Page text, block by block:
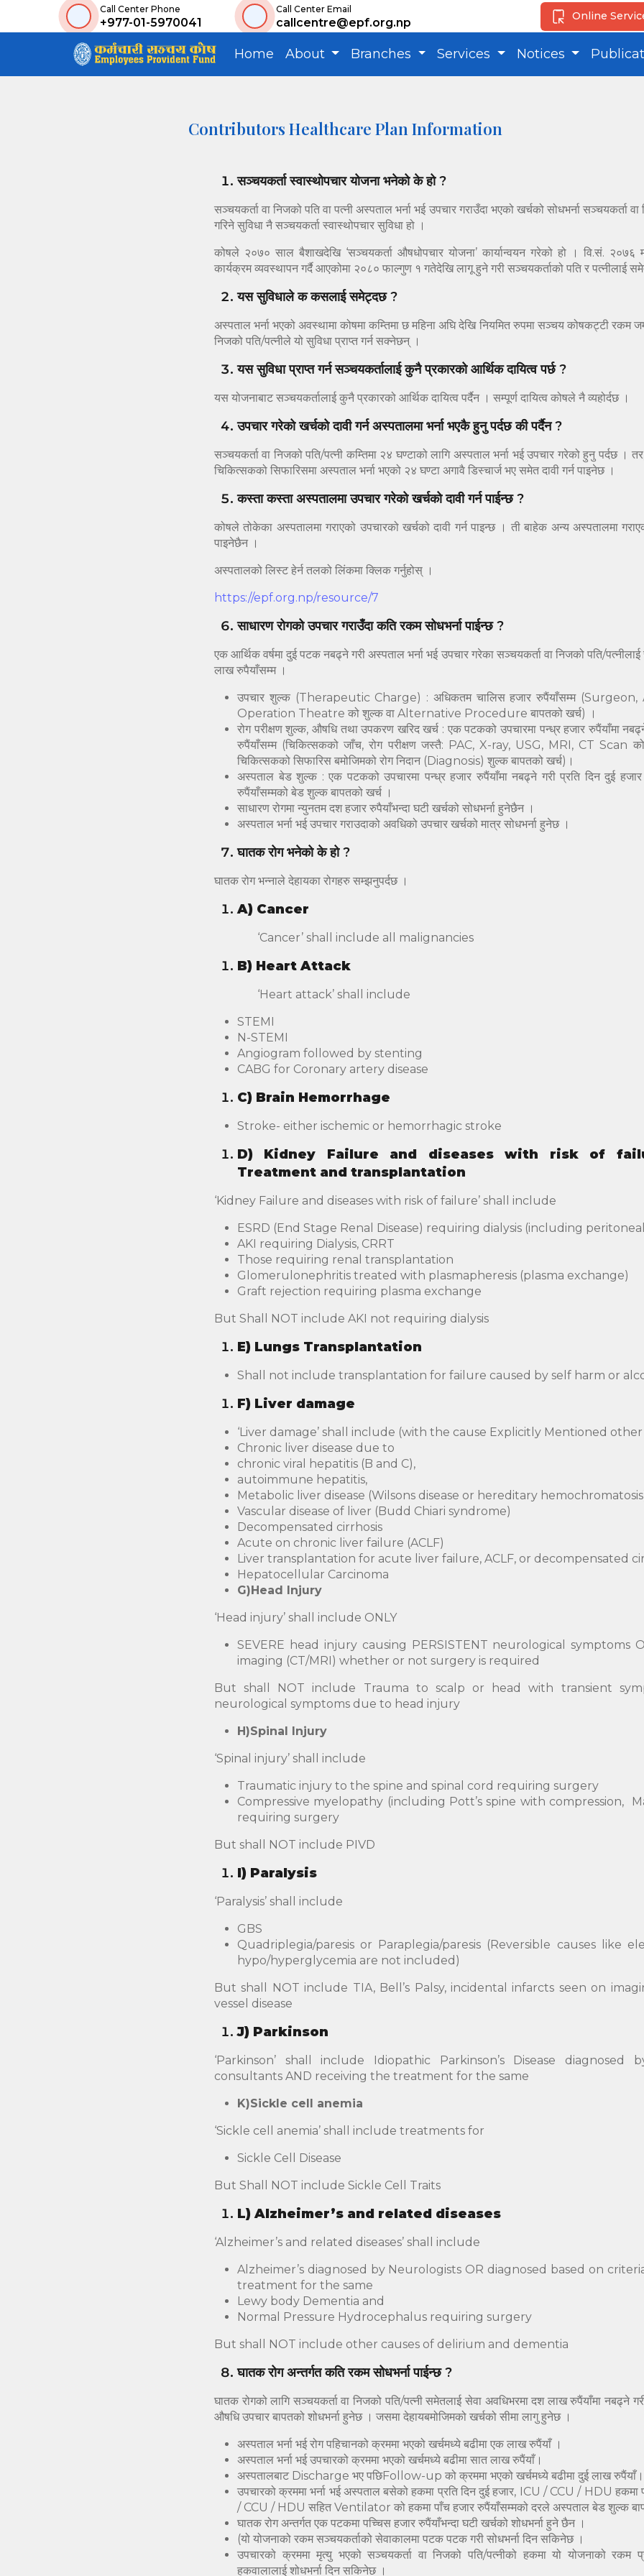
Call Center Phone
+977-01-5970041
Call Center Email
callcentre@epf.org.np
Online
Home About Branches Services Notices
Contributors Healthcare Plan Information
सञ्चयकर्ता स्वास्थोपचार योजना भनेको के हो ?
सञ्चयकर्ता वा निजको पति वा पत्नी अस्पताल भर्ना भई उपचार गराउँदा भएको खर्चको सोधभर्ना सञ्चयकर्ता
गरिने सुविधा नै सञ्चयकर्ता स्वास्थोपचार सुविधा हो ।
कोषले २०७० साल बैशाखदेखि ‘सञ्चयकर्ता औषधोपचार योजना’ कार्यान्वयन गरेको हो । वि.सं.
कार्यक्रम व्यवस्थापन गर्दै आएकोमा २०८० फाल्गुण १ गतेदेखि लागू हुने गरी सञ्चयकर्ताको पति र पत्नीलाई
यस सुविधाले क कसलाई समेट्दछ ?
अस्पताल भर्ना भएको अवस्थामा कोषमा कम्तिमा छ महिना अघि देखि नियमित रुपमा सञ्चय कोषकट्टी रकम
निजको पति/पत्नीले यो सुविधा प्राप्त गर्न सक्नेछन् ।
यस सुविधा प्राप्त गर्न सञ्चयकर्तालाई कुनै प्रकारको आर्थिक दायित्व पर्छ ?
यस योजनाबाट सञ्चयकर्तालाई कुनै प्रकारको आर्थिक दायित्व पर्दैन । सम्पूर्ण दायित्व कोषले नै व्यहोर्दछ ।
उपचार गरेको खर्चको दावी गर्न अस्पतालमा भर्ना भएकै हुनु पर्दछ की पर्दैन ?
सञ्चयकर्ता वा निजको पति/पत्नी कम्तिमा २४ घण्टाको लागि अस्पताल भर्ना भई उपचार गरेको हुनु पर्दछ ।
चिकित्सकको सिफारिसमा अस्पताल भर्ना भएको २४ घण्टा अगावै डिस्चार्ज भए समेत दावी गर्न पाइनेछ ।
कस्ता कस्ता अस्पतालमा उपचार गरेको खर्चको दावी गर्न पाईन्छ ?
कोषले तोकेका अस्पतालमा गराएको उपचारको खर्चको दावी गर्न पाइन्छ । ती बाहेक अन्य अस्पतालमा
पाइनेछैन ।
अस्पतालको लिस्ट हेर्न तलको लिंकमा क्लिक गर्नुहोस् ।
https://epf.org.np/resource/7
साधारण रोगको उपचार गराउँदा कति रकम सोधभर्ना पाईन्छ ?
एक आर्थिक वर्षमा दुई पटक नबढ्ने गरी अस्पताल भर्ना भई उपचार गरेका सञ्चयकर्ता वा निजको पति/पत्नीलाई
लाख रुपैयाँसम्म ।
उपचार शुल्क (Therapeutic Charge) : अधिकतम चालिस हजार रुपैंयाँसम्म
Operation Theatre को शुल्क वा Alternative Procedure बापतको खर्च) ।
रोग परीक्षण शुल्क, औषधि तथा उपकरण खरिद खर्च : एक पटकको उपचारमा पन्ध्र हजार रुपैंयाँमा
रुपैंयाँसम्म (चिकित्सकको जाँच, रोग परीक्षण जस्तै: PAC, X-ray, USG, MRI, CT Scan
चिकित्सकको सिफारिस बमोजिमको रोग निदान (Diagnosis) शुल्क बापतको खर्च)।
अस्पताल बेड शुल्क : एक पटकको उपचारमा पन्ध्र हजार रुपैंयाँमा नबढ्ने गरी प्रति दिन दुई
रुपैंयाँसम्मको बेड शुल्क बापतको खर्च ।
साधारण रोगमा न्युनतम दश हजार रुपैयाँभन्दा घटी खर्चको सोधभर्ना हुनेछैन ।
अस्पताल भर्ना भई उपचार गराउदाको अवधिको उपचार खर्चको मात्र सोधभर्ना हुनेछ ।
घातक रोग भनेको के हो ?
घातक रोग भन्नाले देहायका रोगहरु सम्झनुपर्दछ ।
A) Cancer
‘Cancer’ shall include all malignancies
B) Heart Attack
‘Heart attack’ shall include
STEMI
N-STEMI
Angiogram followed by stenting
CABG for Coronary artery disease
C) Brain Hemorrhage
Stroke- either ischemic or hemorrhagic stroke
D) Kidney Failure and diseases with risk of
Treatment and transplantation
‘Kidney Failure and diseases with risk of failure’ shall include
ESRD (End Stage Renal Disease) requiring dialysis (including
AKI requiring Dialysis, CRRT
Those requiring renal transplantation
Glomerulonephritis treated with plasmapheresis (plasma exchange)
Graft rejection requiring plasma exchange
But Shall NOT include AKI not requiring dialysis
E) Lungs Transplantation
Shall not include transplantation for failure caused by self harm or
F) Liver damage
‘Liver damage’ shall include (with the cause Explicitly Mentioned
Chronic liver disease due to
chronic viral hepatitis (B and C),
autoimmune hepatitis,
Metabolic liver disease (Wilsons disease or hereditary
Vascular disease of liver (Budd Chiari syndrome)
Decompensated cirrhosis
Acute on chronic liver failure (ACLF)
Liver transplantation for acute liver failure, ACLF, or decompensated
Hepatocellular Carcinoma
G)Head Injury
‘Head injury’ shall include ONLY
SEVERE head injury causing PERSISTENT neurological symptoms
imaging (CT/MRI) whether or not surgery is required
But shall NOT include Trauma to scalp or head with transient
neurological symptoms due to head injury
H)Spinal Injury
‘Spinal injury’ shall include
Traumatic injury to the spine and spinal cord requiring surgery
Compressive myelopathy (including Pott’s spine with compression,
requiring surgery
But shall NOT include PIVD
I) Paralysis
‘Paralysis’ shall include
GBS
Quadriplegia/paresis or Paraplegia/paresis (Reversible causes like
hypo/hyperglycemia are not included)
But shall NOT include TIA, Bell’s Palsy, incidental infarcts seen on
vessel disease
J) Parkinson
‘Parkinson’ shall include Idiopathic Parkinson’s Disease diagnosed
consultants AND receiving the treatment for the same
K)Sickle cell anemia
‘Sickle cell anemia’ shall include treatments for
Sickle Cell Disease
But Shall NOT include Sickle Cell Traits
L)Alzheimer’s and related diseases
‘Alzheimer’s and related diseases’ shall include
Alzheimer’s diagnosed by Neurologists OR diagnosed based on
treatment for the same
Lewy body Dementia and
Normal Pressure Hydrocephalus requiring surgery
But shall NOT include other causes of delirium and dementia
घातक रोग अन्तर्गत कति रकम सोधभर्ना पाईन्छ ?
घातक रोगको लागि सञ्चयकर्ता वा निजको पति/पत्नी समेतलाई सेवा अवधिभरमा दश लाख रुपैंयाँमा नबढ्ने
औषधि उपचार बापतको शोधभर्ना हुनेछ । जसमा देहायबमोजिमको खर्चको सीमा लागु हुनेछ ।
अस्पताल भर्ना भई रोग पहिचानको क्रममा भएको खर्चमध्ये बढीमा एक लाख रुपैंयाँ ।
अस्पताल भर्ना भई उपचारको क्रममा भएको खर्चमध्ये बढीमा सात लाख रुपैंयाँ।
अस्पतालबाट Discharge भए पछिFollow-up को क्रममा भएको खर्चमध्ये बढीमा दुई लाख रुपैंयाँ।
उपचारको क्रममा भर्ना भई अस्पताल बसेको हकमा प्रति दिन दुई हजार, ICU / CCU / HDU हकमा
/ CCU / HDU सहित Ventilator को हकमा पाँच हजार रुपैंयाँसम्मको दरले अस्पताल बेड शुल्क
घातक रोग अन्तर्गत एक पटकमा पच्चिस हजार रुपैंयाँभन्दा घटी खर्चको शोधभर्ना हुने छैन ।
(यो योजनाको रकम सञ्चयकर्ताको सेवाकालमा पटक पटक गरी सोधभर्ना दिन सकिनेछ ।
उपचारको क्रममा मृत्यु भएको सञ्चयकर्ता वा निजको पति/पत्नीको हकमा यो योजनाको रकम
हकवालालाई शोधभर्ना दिन सकिनेछ ।